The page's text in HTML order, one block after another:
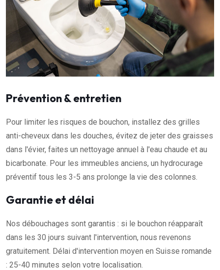
Prévention & entretien
Pour limiter les risques de bouchon, installez des grilles
anti-cheveux dans les douches, évitez de jeter des graisses
dans l'évier, faites un nettoyage annuel à l'eau chaude et au
bicarbonate. Pour les immeubles anciens, un hydrocurage
préventif tous les 3-5 ans prolonge la vie des colonnes.
Garantie et délai
Nos débouchages sont garantis : si le bouchon réapparaît
dans les 30 jours suivant l'intervention, nous revenons
gratuitement. Délai d'intervention moyen en Suisse romande
: 25-40 minutes selon votre localisation.